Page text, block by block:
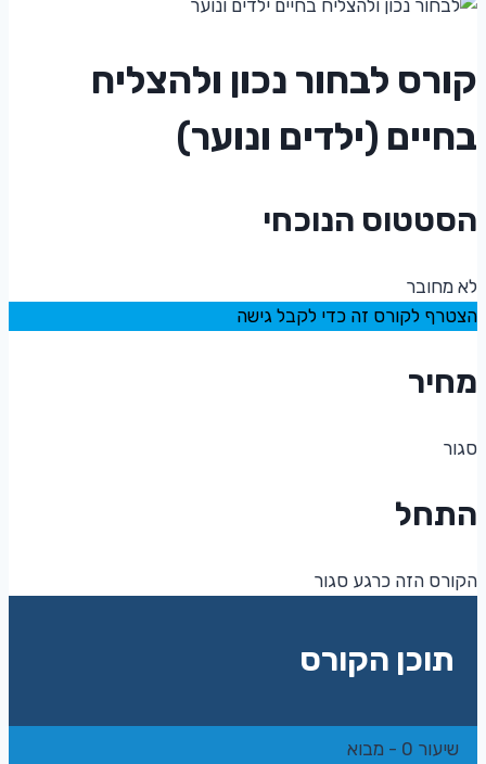
קורס לבחור נכון ולהצליח
בחיים (ילדים ונוער)
הסטטוס הנוכחי
לא מחובר
הצטרף לקורס זה כדי לקבל גישה
מחיר
סגור
התחל
הקורס הזה כרגע סגור
תוכן הקורס
שיעור 0 - מבוא